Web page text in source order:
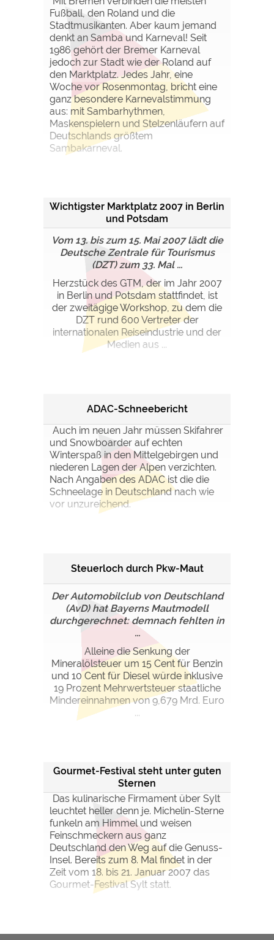
Fußball, den Roland und die
Stadtmusikanten. Aber kaum jemand
denkt an Samba und Karneval! Seit
1986 gehört der Bremer Karneval
jedoch zur Stadt wie der Roland auf
den Marktplatz. Jedes Jahr, eine
Woche vor Rosenmontag, bricht eine
ganz besondere Karnevalstimmung
aus: mit Sambarhythmen,
Maskenspielern und Stelzenläufern auf
Deutschlands größtem
Sambakarneval.
Wichtigster Marktplatz 2007 in Berlin
und Potsdam
Vom 13. bis zum 15. Mai 2007 lädt die
Deutsche Zentrale für Tourismus
(DZT) zum 33. Mal ...
Herzstück des GTM, der im Jahr 2007
in Berlin und Potsdam stattfindet, ist
der zweitägige Workshop, zu dem die
DZT rund 600 Vertreter der
internationalen Reiseindustrie und der
Medien aus ...
ADAC-Schneebericht
Auch im neuen Jahr müssen Skifahrer
und Snowboarder auf echten
Winterspaß in den Mittelgebirgen und
niederen Lagen der Alpen verzichten.
Nach Angaben des ADAC ist die die
Schneelage in Deutschland nach wie
vor unzureichend.
Steuerloch durch Pkw-Maut
Der Automobilclub von Deutschland
(AvD) hat Bayerns Mautmodell
durchgerechnet: demnach fehlten in
...
Alleine die Senkung der
Mineralölsteuer um 15 Cent für Benzin
und 10 Cent für Diesel würde inklusive
19 Prozent Mehrwertsteuer staatliche
Mindereinnahmen von 9,679 Mrd. Euro
...
Gourmet-Festival steht unter guten
Sternen
Das kulinarische Firmament über Sylt
leuchtet heller denn je. Michelin-Sterne
funkeln am Himmel und weisen
Feinschmeckern aus ganz
Deutschland den Weg auf die Genuss-
Insel. Bereits zum 8. Mal findet in der
Zeit vom 18. bis 21. Januar 2007 das
Gourmet-Festival Sylt statt.